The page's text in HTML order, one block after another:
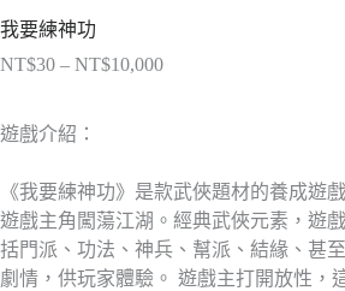
我要練神功
NT$30 – NT$10,000價
NT$30
到
NT$10,000
遊戲介紹：
《我要練神功》是款武俠題材的養成遊
遊戲主角闖蕩江湖。經典武俠元素，遊
括門派、功法、神兵、幫派、結緣、甚
劇情，供玩家體驗。 遊戲主打開放性，